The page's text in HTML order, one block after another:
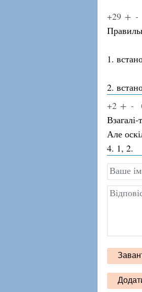
+29
1.
2.
+2
Але
4. 1, 2.